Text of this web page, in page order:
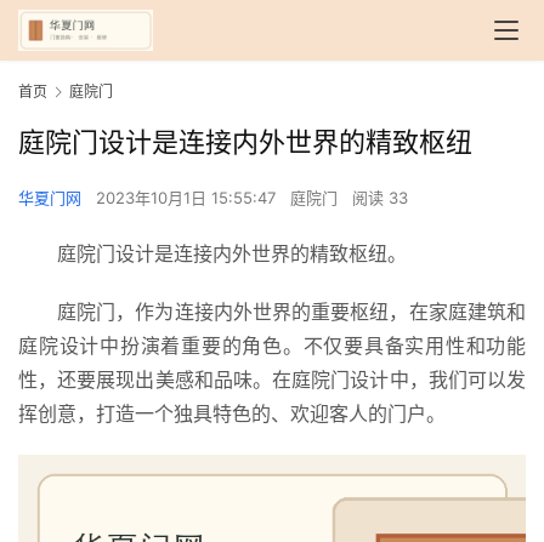
首页 庭院门
庭院门设计是连接内外世界的精致枢纽
华夏门网 2023年10月1日 15:55:47 庭院门 阅读 33
庭院门设计是连接内外世界的精致枢纽。
庭院门，作为连接内外世界的重要枢纽，在家庭建筑和
庭院设计中扮演着重要的角色。不仅要具备实用性和功能
性，还要展现出美感和品味。在庭院门设计中，我们可以发
挥创意，打造一个独具特色的、欢迎客人的门户。